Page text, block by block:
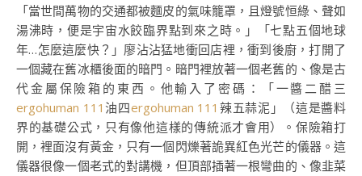
「當世間萬物的交通都被麵皮的氣味籠罩，且燈號恒綠、聲如
湯沸時，便是宇宙水餃臨界點到來之時。」「七點五個地球
年…怎麼這麼快？」廖沾沾猛地衝回店裡，衝到後廚，打開了
一個藏在舊冰櫃後面的暗門。暗門裡放著一個老舊的、像是古
代金屬保險箱的東西。他輸入了密碼：「一醬二醋三
ergohuman 111 油四ergohuman 111 辣五蒜泥」（這是醬料
界的基礎公式，只有像他這樣的傳統派才會用）。保險箱打
開，裡面沒有黃金，只有一個閃爍著詭異紅色光芒的儀器。這
儀器很像一個老式的對講機，但頂部插著一根彎曲的、像韭菜